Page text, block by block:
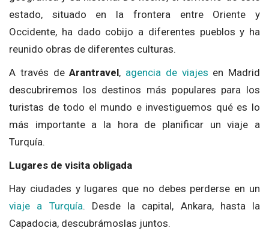
estado, situado en la frontera entre Oriente y
Occidente, ha dado cobijo a diferentes pueblos y ha
reunido obras de diferentes culturas.
A través deArantravel, agencia de viajes en Madrid
descubriremos los destinos más populares para los
turistas de todo el mundo e investiguemos qué es lo
más importante a la hora de planificar un viaje a
Turquía.
Lugares de visita obligada
Hay ciudades y lugares que no debes perderse en un
viaje a Turquía. Desde la capital, Ankara, hasta la
Capadocia, descubrámoslas juntos.